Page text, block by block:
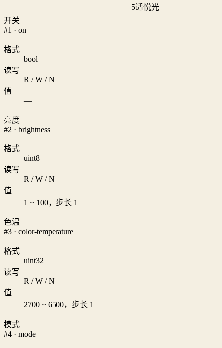
5适悦光
开关
#1 · on
格式
bool
读写
R / W / N
值
—
亮度
#2 · brightness
格式
uint8
读写
R / W / N
值
1 ~ 100，步长 1
色温
#3 · color-temperature
格式
uint32
读写
R / W / N
值
2700 ~ 6500，步长 1
模式
#4 · mode